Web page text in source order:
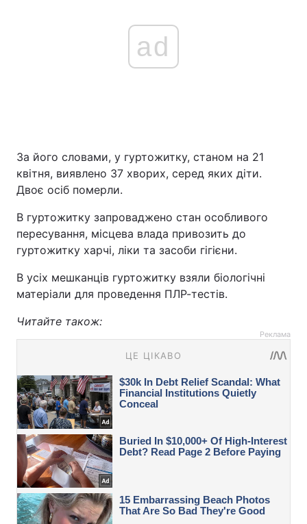
ad
За його словами, у гуртожитку, станом на 21
квітня, виявлено 37 хворих, серед яких діти.
Двоє осіб померли.
В гуртожитку запроваджено стан особливого
пересування, місцева влада привозить до
гуртожитку харчі, ліки та засоби гігієни.
В усіх мешканців гуртожитку взяли біологічні
матеріали для проведення ПЛР-тестів.
Читайте також:
Реклама